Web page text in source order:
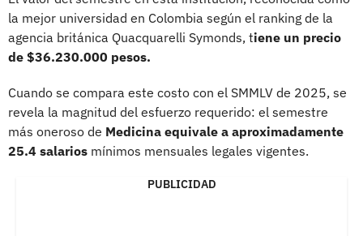
la mejor universidad en Colombia según el ranking de la
agencia británica Quacquarelli Symonds, tiene un precio
de $36.230.000 pesos.
Cuando se compara este costo con el SMMLV de 2025, se
revela la magnitud del esfuerzo requerido: el semestre
más oneroso de Medicina equivale a aproximadamente
25.4 salarios mínimos mensuales legales vigentes.
PUBLICIDAD